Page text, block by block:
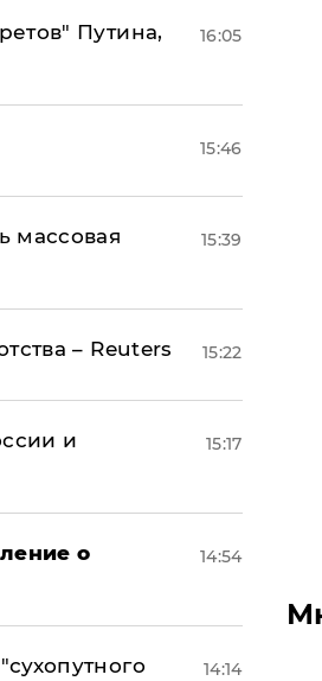
Путина,
16:05
15:46
массовая
15:39
– Reuters 15:22
и
15:17
о
14:54
14:14